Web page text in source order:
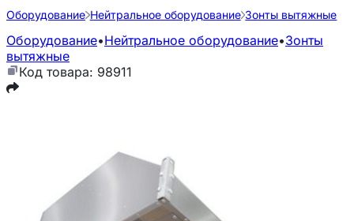
Оборудование Нейтральное оборудование Зонты вытяжные
Оборудование•Нейтральное оборудование•Зонты
вытяжные
Код товара: 98911